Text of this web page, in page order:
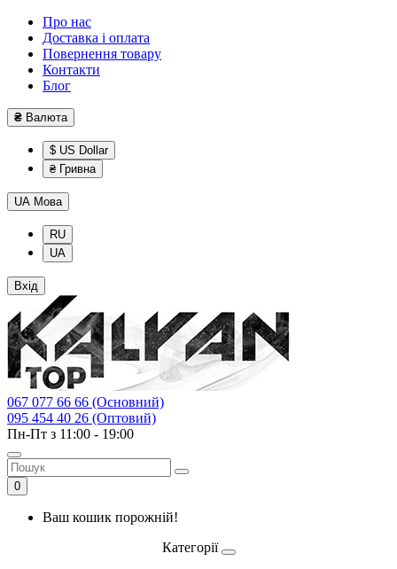
Про нас
Доставка і оплата
Повернення товару
Контакти
Блог
₴ Валюта
$ US Dollar
₴ Гривна
UA Мова
RU
UA
Вхід
067 077 66 66 (Основний)
095 454 40 26 (Оптовий)
Пн-Пт з 11:00 - 19:00
0
Ваш кошик порожній!
Категорії